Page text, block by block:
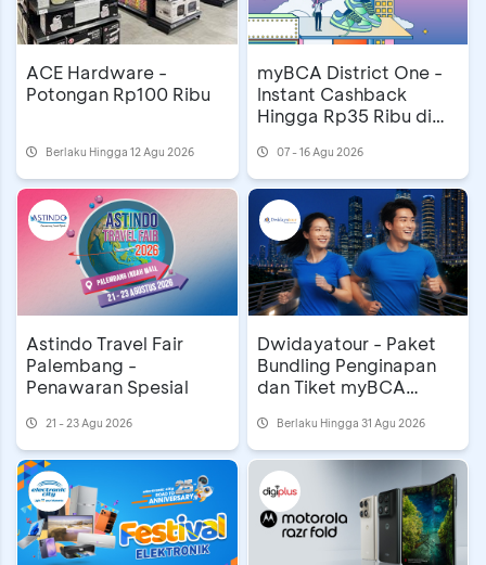
ACE Hardware -
Potongan Rp100 Ribu
Berlaku Hingga 12 Agu 2026
myBCA District One -
Instant Cashback
Hingga Rp35 Ribu di
07 - 16 Agu 2026
Astindo Travel Fair
Palembang -
Penawaran Spesial
21 - 23 Agu 2026
Dwidayatour - Paket
Bundling Penginapan
dan Tiket myBCA
Festival 2026
Berlaku Hingga 31 Agu 2026